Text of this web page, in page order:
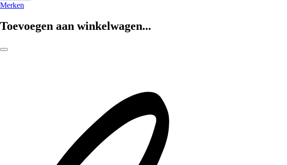
Merken
Toevoegen aan winkelwagen...